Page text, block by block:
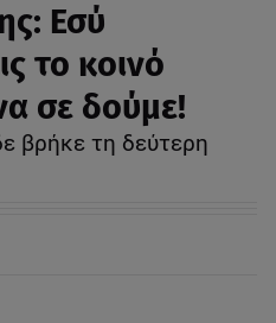
Εσύ
το κοινό
σε δούμε!
βρήκε τη δεύτερη